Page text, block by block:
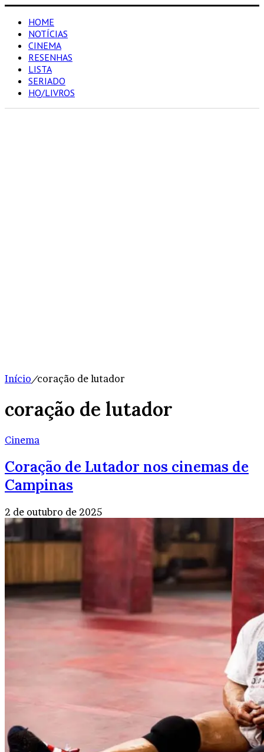
HOME
NOTÍCIAS
CINEMA
RESENHAS
LISTA
SERIADO
HQ/LIVROS
Início/coração de lutador
coração de lutador
Cinema
Coração de Lutador nos cinemas de
Campinas
2 de outubro de 2025